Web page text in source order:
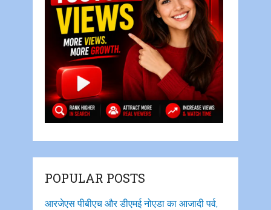
POPULAR POSTS
आरजेएस पीबीएच और डीएमई नोएडा का आजादी पर्व,